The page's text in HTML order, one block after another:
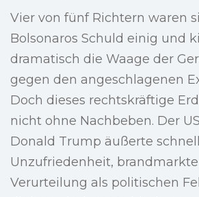
Vier von fünf Richtern waren
Bolsonaros Schuld einig und
dramatisch die Waage der
gegen den angeschlagenen
Doch dieses rechtskräftige
nicht ohne Nachbeben. Der
Donald Trump äußerte
Unzufriedenheit,
Verurteilung als politischen